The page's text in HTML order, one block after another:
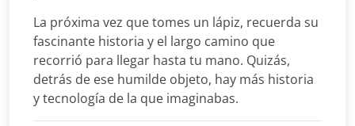
La próxima vez que tomes un lápiz, recuerda su
fascinante historia y el largo camino que
recorrió para llegar hasta tu mano. Quizás,
detrás de ese humilde objeto, hay más historia
y tecnología de la que imaginabas.